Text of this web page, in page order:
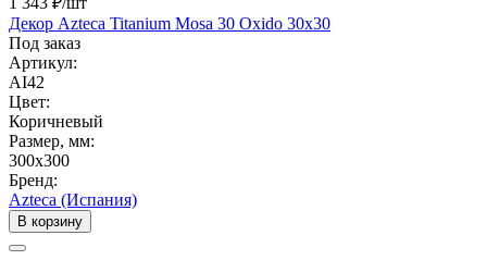
Декор Azteca Titanium Mosa 30 Oxido 30x30
Под заказ
Артикул:
AI42
Цвет:
Коричневый
Размер, мм:
300x300
Бренд:
Azteca (Испания)
В корзину